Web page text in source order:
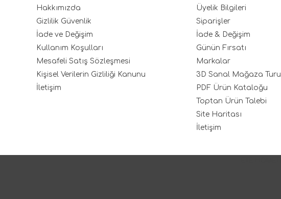
Hakkımızda
Gizlilik Güvenlik
İade ve Değişim
Kullanım Koşulları
Mesafeli Satış Sözleşmesi
Kişisel Verilerin Gizliliği Kanunu
İletişim
Üyelik Bilgileri
Siparişler
İade & Değişim
Günün Fırsatı
Markalar
3D Sanal Mağaza Turu
PDF Ürün Kataloğu
Toptan Ürün Talebi
Site Haritası
İletişim